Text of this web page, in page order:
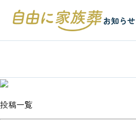
お知らせ
投稿一覧